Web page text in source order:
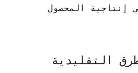
إنتاجية المحصول
التقليدية